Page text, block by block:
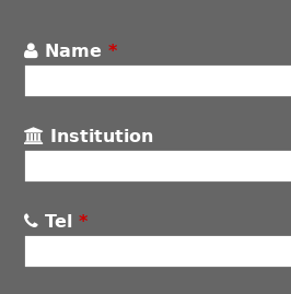
Name*
Institution
Tel*